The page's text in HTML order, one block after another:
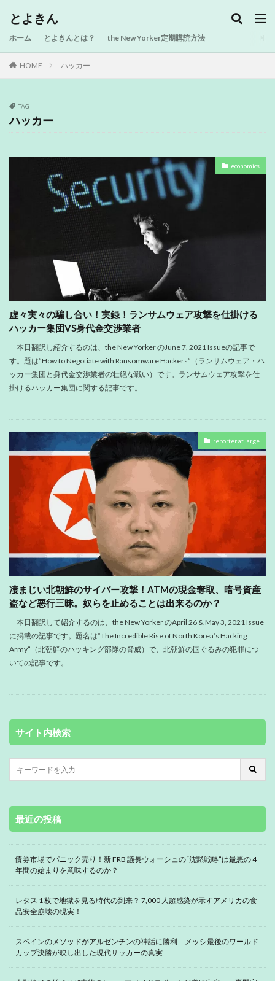
とよきん
ホーム とよきんとは？ the New Yorker定期購読方法
HOME ハッカー
TAG
ハッカー
economics
虚々実々の騙し合い！実録！ランサムウェア攻撃を仕掛ける
ハッカー集団VS身代金交渉業者
本日翻訳し紹介するのは、the New Yorker のJune 7, 2021 Issueの記事で
す。題は”How to Negotiate with Ransomware Hackers”（ランサムウェア・ハ
ッカー集団と身代金交渉業者の壮絶な戦い）です。ランサムウェア攻撃を仕
掛けるハッカー集団に関する記事です。
reporter at large
凄まじい北朝鮮のサイバー攻撃！ATMの現金奪取、暗号資産
盗など悪行三昧。奴らを止めることは出来るのか？
本日翻訳して紹介するのは、the New Yorker のApril 26 & May 3, 2021 Issue
に掲載の記事です。題名は”The Incredible Rise of North Korea’s Hacking
Army”（北朝鮮のハッキング部隊の脅威）で、北朝鮮の国ぐるみの犯罪につ
いての記事です。
サイト内検索
最近の投稿
債券市場でパニック売り！新 FRB 議長ウォーシュの“沈黙戦略”は最悪の 4
年間の始まりを意味するのか？
レタス 1 枚で地獄を見る時代の到来？ 7,000 人超感染が示すアメリカの食
品安全崩壊の現実！
スペインのメソッドがアルゼンチンの神話に勝利―メッシ最後のワールド
カップ決勝が映し出した現代サッカーの真実